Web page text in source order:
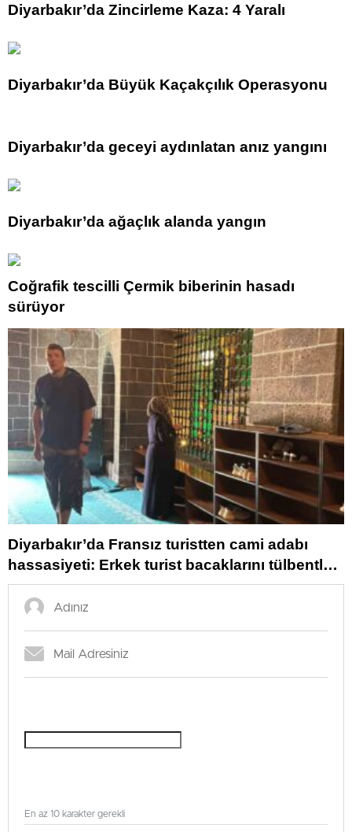
Diyarbakır’da Zincirleme Kaza: 4 Yaralı
Diyarbakır’da Büyük Kaçakçılık Operasyonu
Diyarbakır’da geceyi aydınlatan anız yangını
Diyarbakır’da ağaçlık alanda yangın
Coğrafik tescilli Çermik biberinin hasadı
sürüyor
Diyarbakır’da Fransız turistten cami adabı
hassasiyeti: Erkek turist bacaklarını tülbentle
kapattı
En az 10 karakter gerekli